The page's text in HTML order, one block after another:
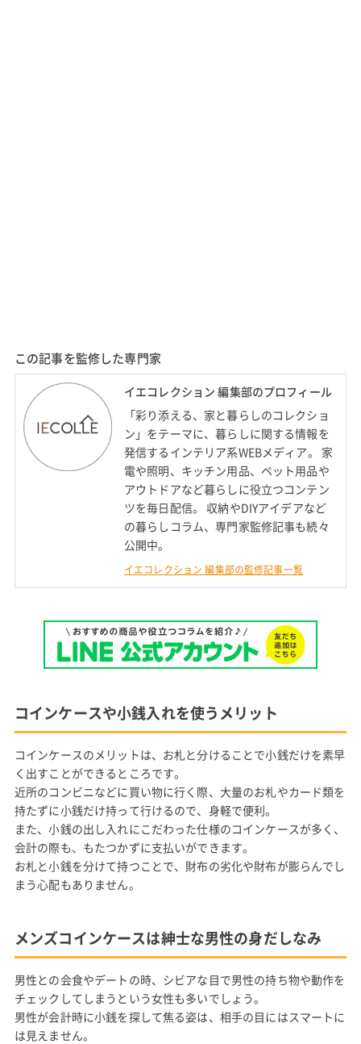
この記事を監修した専門家
イエコレクション 編集部のプロフィール
「彩り添える、家と暮らしのコレクショ
ン」をテーマに、暮らしに関する情報を
発信するインテリア系WEBメディア。 家
電や照明、キッチン用品、ペット用品や
アウトドアなど暮らしに役立つコンテン
ツを毎日配信。 収納やDIYアイデアなど
の暮らしコラム、専門家監修記事も続々
公開中。
イエコレクション 編集部の監修記事一覧
コインケースや小銭入れを使うメリット
コインケースのメリットは、お札と分けることで小銭だけを素早
く出すことができるところです。
近所のコンビニなどに買い物に行く際、大量のお札やカード類を
持たずに小銭だけ持って行けるので、身軽で便利。
また、小銭の出し入れにこだわった仕様のコインケースが多く、
会計の際も、もたつかずに支払いができます。
お札と小銭を分けて持つことで、財布の劣化や財布が膨らんでし
まう心配もありません。
メンズコインケースは紳士な男性の身だしなみ
男性との会食やデートの時、シビアな目で男性の持ち物や動作を
チェックしてしまうという女性も多いでしょう。
男性が会計時に小銭を探して焦る姿は、相手の目にはスマートに
は見えません。